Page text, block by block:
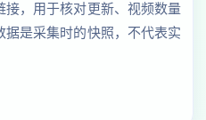
，用于核对更新、视频数量
是采集时的快照，不代表实